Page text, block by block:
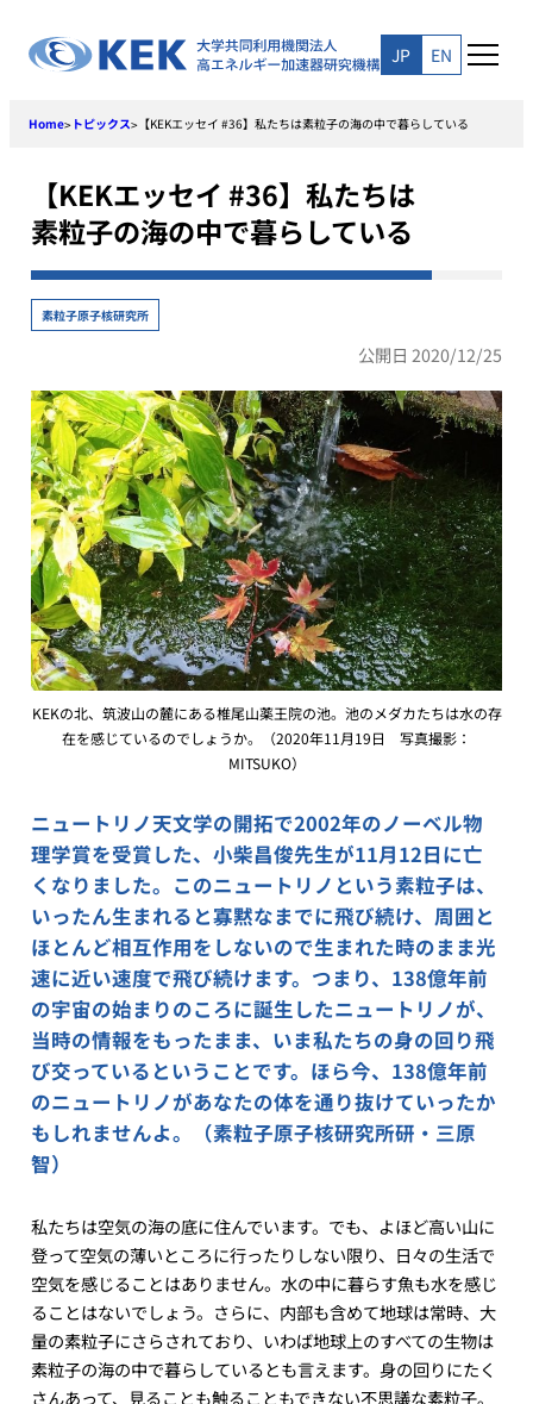
content
JP EN
Home> トピックス> 【KEKエッセイ #36】私たちは素粒子の海の中で暮らしている
【KEKエッセイ #36】私たちは
素粒子の海の中で暮らしている
素粒子原子核研究所
公開日 2020/12/25
KEKの北、筑波山の麓にある椎尾山薬王院の池。池のメダカたちは水の存
在を感じているのでしょうか。（2020年11月19日 写真撮影：
MITSUKO）
ニュートリノ天文学の開拓で2002年のノーベル物
理学賞を受賞した、小柴昌俊先生が11月12日に亡
くなりました。このニュートリノという素粒子は、
いったん生まれると寡黙なまでに飛び続け、周囲と
ほとんど相互作用をしないので生まれた時のまま光
速に近い速度で飛び続けます。つまり、138億年前
の宇宙の始まりのころに誕生したニュートリノが、
当時の情報をもったまま、いま私たちの身の回り飛
び交っているということです。ほら今、138億年前
のニュートリノがあなたの体を通り抜けていったか
もしれませんよ。（素粒子原子核研究所研・三原
智）
私たちは空気の海の底に住んでいます。でも、よほど高い山に
登って空気の薄いところに行ったりしない限り、日々の生活で
空気を感じることはありません。水の中に暮らす魚も水を感じ
ることはないでしょう。さらに、内部も含めて地球は常時、大
量の素粒子にさらされており、いわば地球上のすべての生物は
素粒子の海の中で暮らしているとも言えます。身の回りにたく
さんあって、見ることも触ることもできない不思議な素粒子。